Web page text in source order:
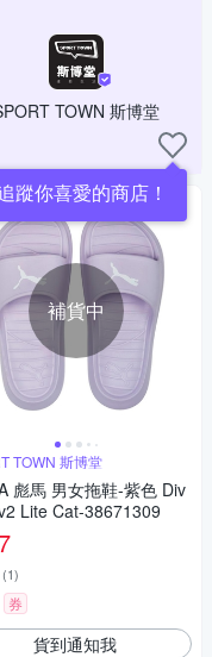
TOWN 斯博堂
蹤你喜愛的商店！
補貨中
TOWN 斯博堂
彪馬 男女拖鞋-紫色 Div
Lite Cat-38671309
(1)
券
貨到通知我